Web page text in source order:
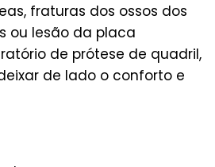
fraturas dos ossos dos
ou lesão da placa
de prótese de quadril,
de lado o conforto e